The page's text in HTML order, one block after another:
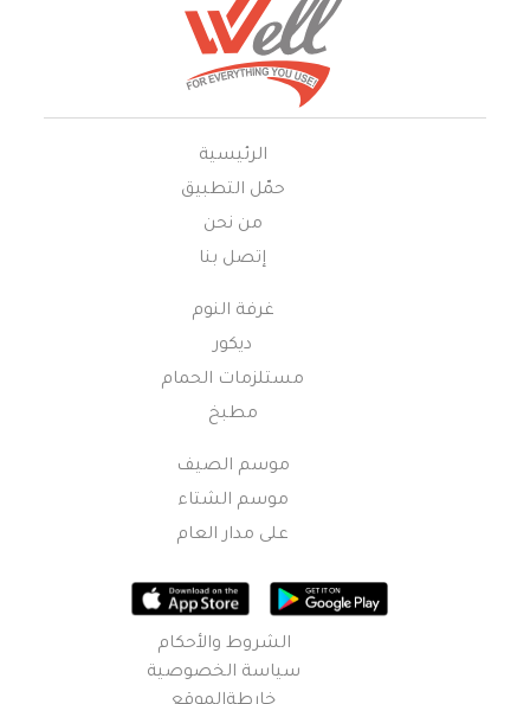
الرئيسية
حمّل التطبيق
من نحن
إتصل بنا
غرفة النوم
ديكور
مستلزمات الحمام
مطبخ
موسم الصيف
موسم الشتاء
على مدار العام
الشروط والأحكام
سياسة الخصوصية